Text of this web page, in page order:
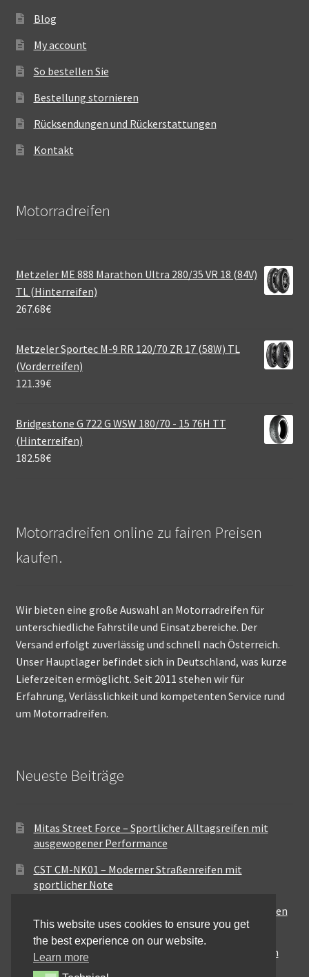
Blog
My account
So bestellen Sie
Bestellung stornieren
Rücksendungen und Rückerstattungen
Kontakt
Motorradreifen
Metzeler ME 888 Marathon Ultra 280/35 VR 18 (84V)
TL (Hinterreifen)
267.68€
Metzeler Sportec M-9 RR 120/70 ZR 17 (58W) TL
(Vorderreifen)
121.39€
Bridgestone G 722 G WSW 180/70 - 15 76H TT
(Hinterreifen)
182.58€
Motorradreifen online zu fairen Preisen
kaufen.
Wir bieten eine große Auswahl an Motorradreifen für
unterschiedliche Fahrstile und Einsatzbereiche. Der
Versand erfolgt zuverlässig und schnell nach Österreich.
Unser Hauptlager befindet sich in Deutschland, was kurze
Lieferzeiten ermöglicht. Seit 2011 stehen wir für
Erfahrung, Verlässlichkeit und kompetenten Service rund
um Motorradreifen.
Neueste Beiträge
Mitas Street Force – Sportlicher Alltagsreifen mit
ausgewogener Performance
CST CM-NK01 – Moderner Straßenreifen mit
sportlicher Note
Maxxis MA-ST3 – Ausgewogener Sport-Touring-Reifen
für vielseitige Einsätze
Pirelli City Demon – Zuverlässigkeit für den urbanen
Alltag
This website uses cookies to ensure you get
the best experience on our website.
Learn more